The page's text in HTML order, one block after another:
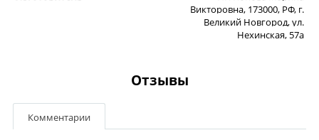
Викторовна, 173000, РФ, г.
Великий Новгород, ул.
Нехинская, 57а
Отзывы
Комментарии